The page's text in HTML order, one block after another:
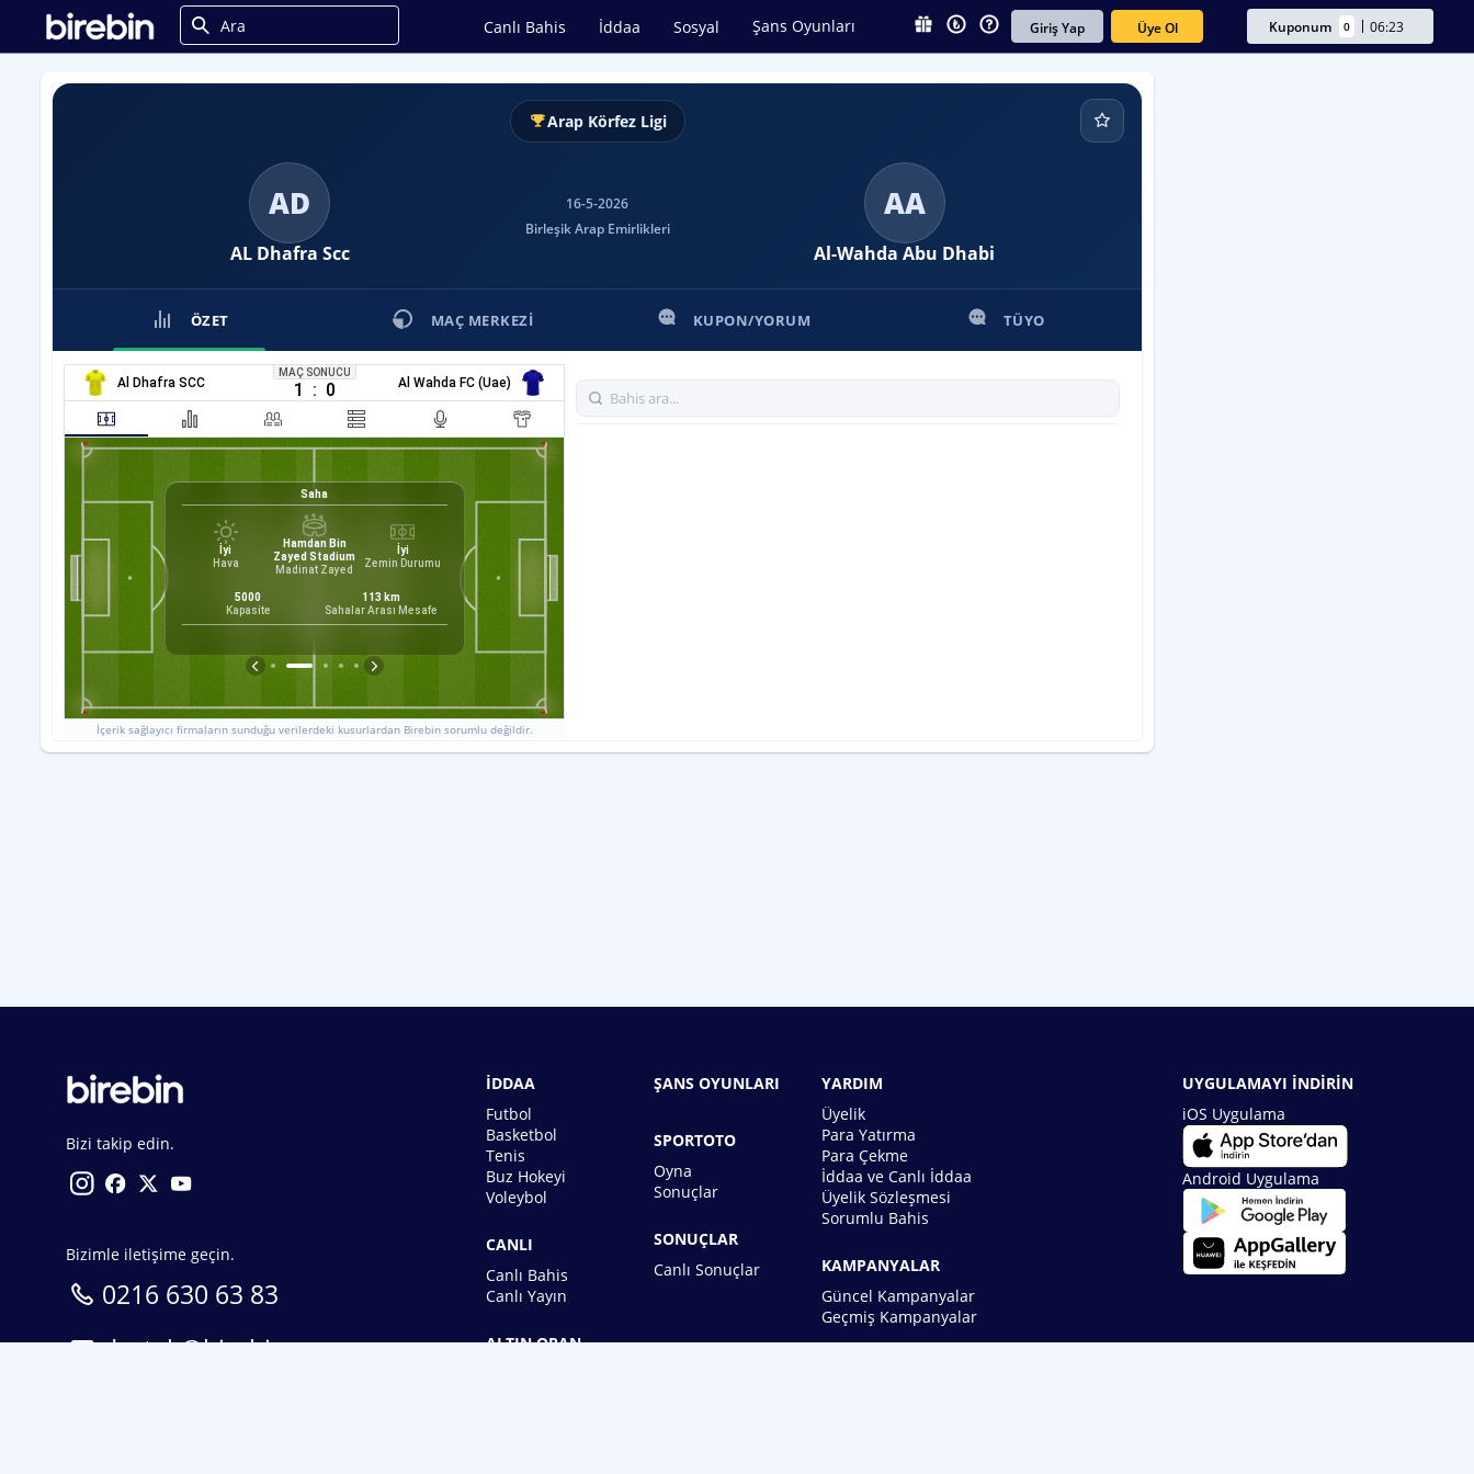
Canlı Bahis İddaa Sosyal Şans Oyunları Giriş Yap Üye Ol Kuponum 0 06:23
Arap Körfez Ligi
AD
AL Dhafra Scc
16-5-2026
Birleşik Arap Emirlikleri
AA
Al-Wahda Abu Dhabi
ÖZET MAÇ MERKEZI KUPON/YORUM TÜYO
Al Dhafra SCC
MAÇ SONUCU
1 : 0 Al Wahda FC (Uae)
Saha
İyi
Hava
Hamdan Bin
Zayed Stadium
Madinat Zayed
İyi
Zemin Durumu
5000
Kapasite
113 km
Sahalar Arası Mesafe
M B
İçerik sağlayıcı firmaların sunduğu verilerdeki kusurlardan Birebin sorumlu değildir.
Bizi takip edin.
Bizimle iletişime geçin.
0216 630 63 83
destek@birebin.com
İDDAA
Futbol
Basketbol
Tenis
Buz Hokeyi
Voleybol
CANLI
Canlı Bahis
Canlı Yayın
ALTIN ORAN
ŞANS OYUNLARI
SPORTOTO
Oyna
Sonuçlar
SONUÇLAR
Canlı Sonuçlar
YARDIM
Üyelik
Para Yatırma
Para Çekme
İddaa ve Canlı İddaa
Üyelik Sözleşmesi
Sorumlu Bahis
KAMPANYALAR
Güncel Kampanyalar
Geçmiş Kampanyalar
UYGULAMAYI İNDİRİN
iOS Uygulama
Android Uygulama